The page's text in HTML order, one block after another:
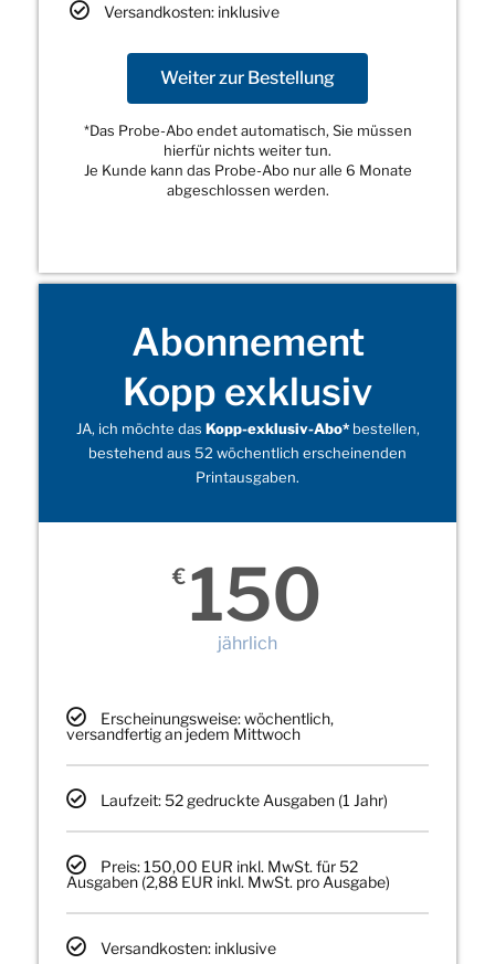
Versandkosten: inklusive
Weiter zur Bestellung
*Das Probe-Abo endet automatisch, Sie müssen
hierfür nichts weiter tun.
Je Kunde kann das Probe-Abo nur alle 6 Monate
abgeschlossen werden.
Abonnement
Kopp exklusiv
JA, ich möchte das Kopp-exklusiv-Abo*bestellen,
bestehend aus 52 wöchentlich erscheinenden
Printausgaben.
€ 150
jährlich
Erscheinungsweise: wöchentlich,
versandfertig an jedem Mittwoch
Laufzeit: 52 gedruckte Ausgaben (1 Jahr)
Preis: 150,00 EUR inkl. MwSt. für 52
Ausgaben (2,88 EUR inkl. MwSt. pro Ausgabe)
Versandkosten: inklusive